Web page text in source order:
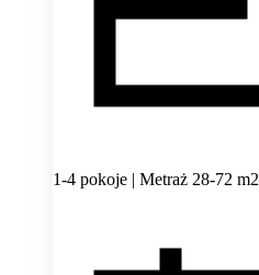
1-4 pokoje | Metraż 28-72 m2